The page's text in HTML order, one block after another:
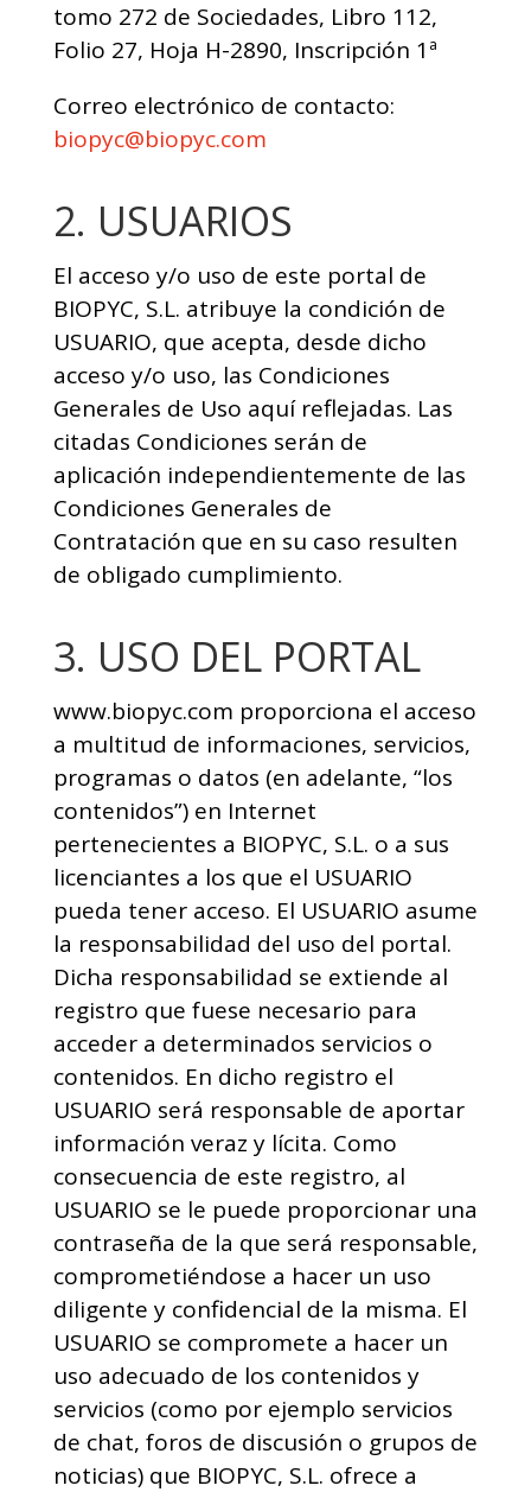
tomo 272 de Sociedades, Libro 112,
Folio 27, Hoja H-2890, Inscripción 1ª
Correo electrónico de contacto:
biopyc@biopyc.com
2. USUARIOS
El acceso y/o uso de este portal de
BIOPYC, S.L. atribuye la condición de
USUARIO, que acepta, desde dicho
acceso y/o uso, las Condiciones
Generales de Uso aquí reflejadas. Las
citadas Condiciones serán de
aplicación independientemente de las
Condiciones Generales de
Contratación que en su caso resulten
de obligado cumplimiento.
3. USO DEL PORTAL
www.biopyc.com proporciona el acceso
a multitud de informaciones, servicios,
programas o datos (en adelante, “los
contenidos”) en Internet
pertenecientes a BIOPYC, S.L. o a sus
licenciantes a los que el USUARIO
pueda tener acceso. El USUARIO asume
la responsabilidad del uso del portal.
Dicha responsabilidad se extiende al
registro que fuese necesario para
acceder a determinados servicios o
contenidos. En dicho registro el
USUARIO será responsable de aportar
información veraz y lícita. Como
consecuencia de este registro, al
USUARIO se le puede proporcionar una
contraseña de la que será responsable,
comprometiéndose a hacer un uso
diligente y confidencial de la misma. El
USUARIO se compromete a hacer un
uso adecuado de los contenidos y
servicios (como por ejemplo servicios
de chat, foros de discusión o grupos de
noticias) que BIOPYC, S.L. ofrece a